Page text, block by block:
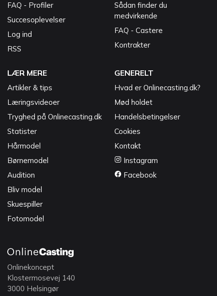
FAQ - Profiler
Succesoplevelser
Log ind
RSS
Sådan finder du
medvirkende
FAQ - Castere
Kontrakter
LÆR MERE
Artikler & tips
Læringsvideoer
Tryghed på Onlinecasting.dk
Statister
Hårmodel
Børnemodel
Audition
Bliv model
Skuespiller
Fotomodel
GENERELT
Hvad er Onlinecasting.dk?
Mød holdet
Handelsbetingelser
Cookies
Kontakt
Instagram
Facebook
Onlinekoncept
Klostermosevej 140
3000 Helsingør